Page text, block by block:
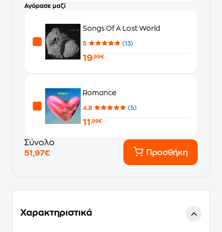
Αγόρασε μαζί
Songs Of A Lost World
5 (13)
19,99€
Romance
4.8 (5)
11 ,99€
Σύνολο
51,97€
Προσθήκη
Χαρακτηριστικά